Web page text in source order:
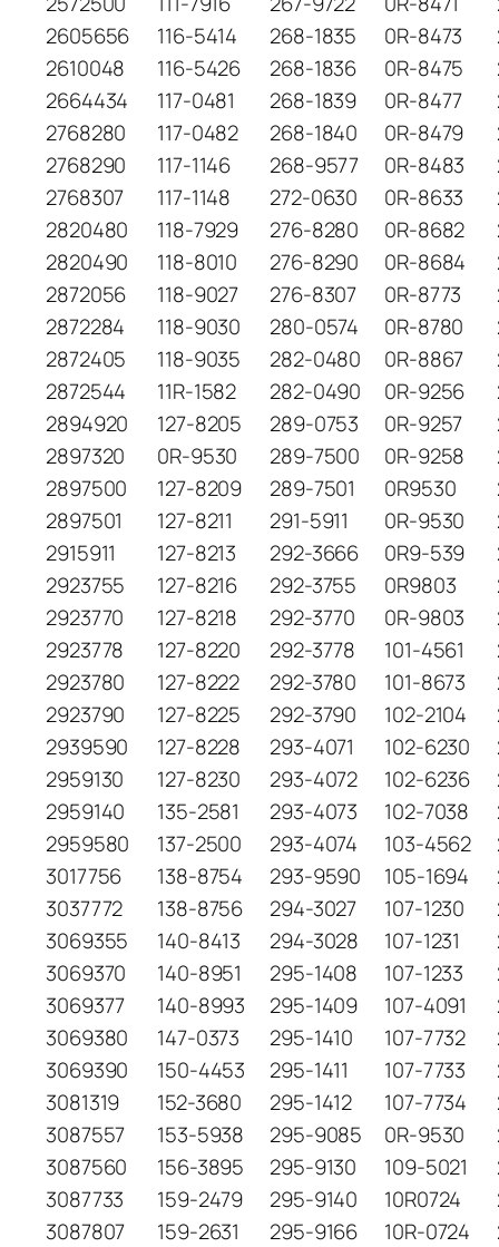
2605656
116-5414 268-1835 0R-8473
2610048
116-5426 268-1836 0R-8475
2664434
117-0481 268-1839 0R-8477
2768280
117-0482 268-1840 0R-8479
2768290
117-1146 268-9577 0R-8483
2768307
117-1148 272-0630 0R-8633
2820480
118-7929 276-8280 0R-8682
2820490
118-8010 276-8290 0R-8684
2872056
118-9027 276-8307 0R-8773
2872284
118-9030 280-0574 0R-8780
2872405
118-9035 282-0480 0R-8867
2872544
11R-1582 282-0490 0R-9256
2894920
127-8205 289-0753 0R-9257
2897320
0R-9530 289-7500 0R-9258
2897500
127-8209 289-7501 0R9530
2897501
127-8211 291-5911 0R-9530
2915911
127-8213 292-3666 0R9-539
2923755
127-8216 292-3755 0R9803
2923770
127-8218 292-3770 0R-9803
2923778
127-8220 292-3778 101-4561
2923780
127-8222 292-3780 101-8673
2923790
127-8225 292-3790 102-2104
2939590
127-8228 293-4071 102-6230
2959130
127-8230 293-4072 102-6236
2959140
135-2581 293-4073 102-7038
2959580
137-2500 293-4074 103-4562
3017756
138-8754 293-9590 105-1694
3037772
138-8756 294-3027 107-1230
3069355
140-8413 294-3028 107-1231
3069370
140-8951 295-1408 107-1233
3069377
140-8993 295-1409 107-4091
3069380
147-0373 295-1410 107-7732
3069390
150-4453 295-1411 107-7733
3081319
152-3680 295-1412 107-7734
3087557
153-5938 295-9085 0R-9530
3087560
156-3895 295-9130 109-5021
3087733
159-2479 295-9140 10R0724
3087807
159-2631 295-9166 10R-0724